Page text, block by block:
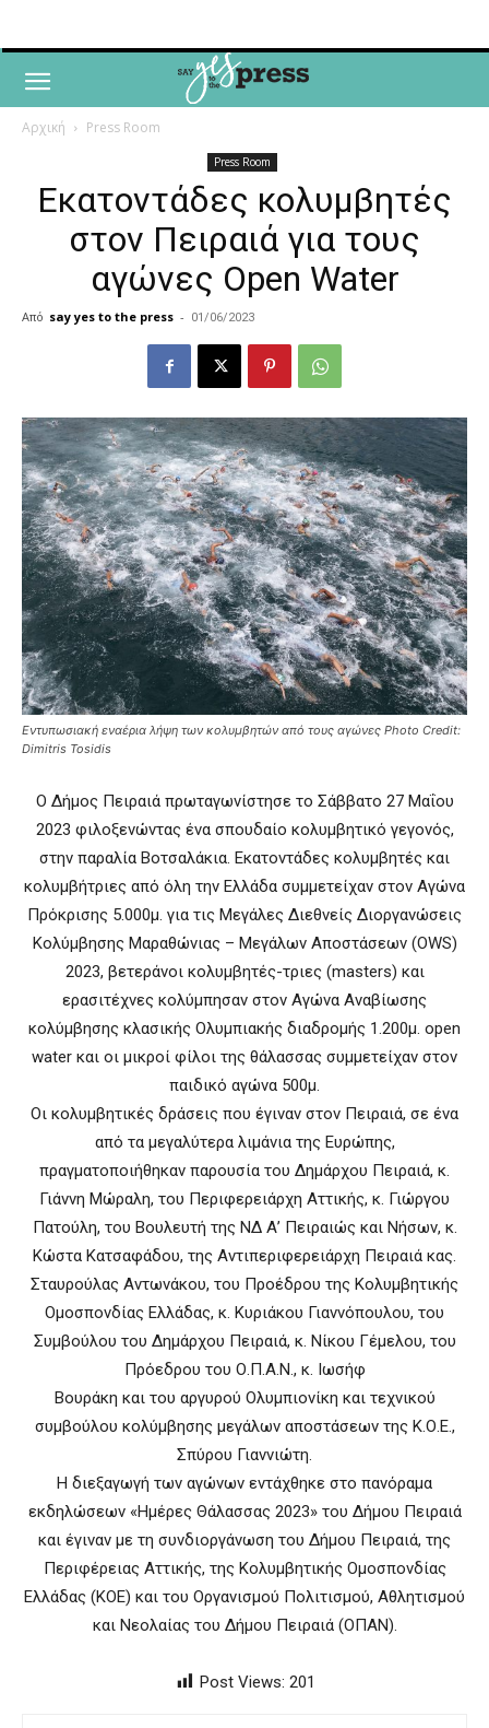
Αρχική Press Room
Press Room
Εκατοντάδες κολυμβητές
στον Πειραιά για τους
αγώνες Open Water
Από say yes to the press - 01/06/2023
Εντυπωσιακή εναέρια λήψη των κολυμβητών από τους αγώνες Photo Credit:
Dimitris Tosidis
Ο Δήμος Πειραιά πρωταγωνίστησε το Σάββατο 27 Μαΐου
2023 φιλοξενώντας ένα σπουδαίο κολυμβητικό γεγονός,
στην παραλία Βοτσαλάκια. Εκατοντάδες κολυμβητές και
κολυμβήτριες από όλη την Ελλάδα συμμετείχαν στον Αγώνα
Πρόκρισης 5.000μ. για τις Μεγάλες Διεθνείς Διοργανώσεις
Κολύμβησης Μαραθώνιας – Μεγάλων Αποστάσεων (OWS)
2023, βετεράνοι κολυμβητές-τριες (masters) και
ερασιτέχνες κολύμπησαν στον Αγώνα Αναβίωσης
κολύμβησης κλασικής Ολυμπιακής διαδρομής 1.200μ. open
water και οι μικροί φίλοι της θάλασσας συμμετείχαν στον
παιδικό αγώνα 500μ.
Οι κολυμβητικές δράσεις που έγιναν στον Πειραιά, σε ένα
από τα μεγαλύτερα λιμάνια της Ευρώπης,
πραγματοποιήθηκαν παρουσία του Δημάρχου Πειραιά, κ.
Γιάννη Μώραλη, του Περιφερειάρχη Αττικής, κ. Γιώργου
Πατούλη, του Βουλευτή της ΝΔ Α’ Πειραιώς και Νήσων, κ.
Κώστα Κατσαφάδου, της Αντιπεριφερειάρχη Πειραιά κας.
Σταυρούλας Αντωνάκου, του Προέδρου της Κολυμβητικής
Ομοσπονδίας Ελλάδας, κ. Κυριάκου Γιαννόπουλου, του
Συμβούλου του Δημάρχου Πειραιά, κ. Νίκου Γέμελου, του
Πρόεδρου του Ο.Π.Α.Ν., κ. Ιωσήφ
Βουράκη και του αργυρού Ολυμπιονίκη και τεχνικού
συμβούλου κολύμβησης μεγάλων αποστάσεων της Κ.Ο.Ε.,
Σπύρου Γιαννιώτη.
Η διεξαγωγή των αγώνων εντάχθηκε στο πανόραμα
εκδηλώσεων «Ημέρες Θάλασσας 2023» του Δήμου Πειραιά
και έγιναν με τη συνδιοργάνωση του Δήμου Πειραιά, της
Περιφέρειας Αττικής, της Κολυμβητικής Ομοσπονδίας
Ελλάδας (ΚΟΕ) και του Οργανισμού Πολιτισμού, Αθλητισμού
και Νεολαίας του Δήμου Πειραιά (ΟΠΑΝ).
Post Views: 201